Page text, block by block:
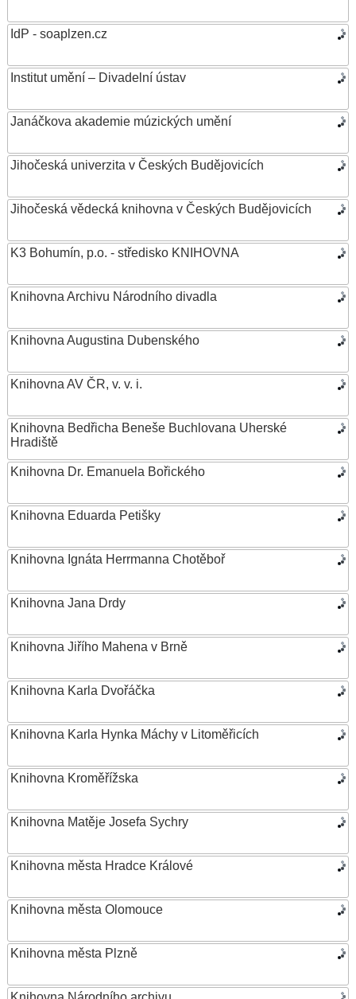
IdP - soaplzen.cz
Institut umění – Divadelní ústav
Janáčkova akademie múzických umění
Jihočeská univerzita v Českých Budějovicích
Jihočeská vědecká knihovna v Českých Budějovicích
K3 Bohumín, p.o. - středisko KNIHOVNA
Knihovna Archivu Národního divadla
Knihovna Augustina Dubenského
Knihovna AV ČR, v. v. i.
Knihovna Bedřicha Beneše Buchlovana Uherské
Hradiště
Knihovna Dr. Emanuela Bořického
Knihovna Eduarda Petišky
Knihovna Ignáta Herrmanna Chotěboř
Knihovna Jana Drdy
Knihovna Jiřího Mahena v Brně
Knihovna Karla Dvořáčka
Knihovna Karla Hynka Máchy v Litoměřicích
Knihovna Kroměřížska
Knihovna Matěje Josefa Sychry
Knihovna města Hradce Králové
Knihovna města Olomouce
Knihovna města Plzně